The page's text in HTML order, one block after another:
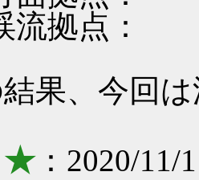
点：
果、今回
★：2020/11/